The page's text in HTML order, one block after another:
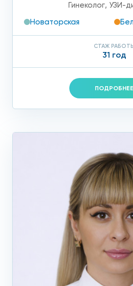
Гинеколог, УЗИ-
Новаторская
СТАЖ РАБОТЫ
31 год
ПОДРОБНЕЕ